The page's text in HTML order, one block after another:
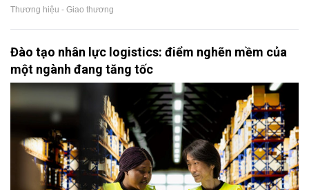
Thương hiệu - Giao thương
Đào tạo nhân lực logistics: điểm nghẽn mềm của
một ngành đang tăng tốc